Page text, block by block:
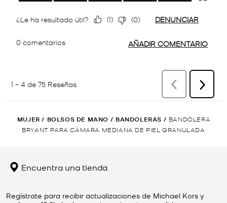
MUJER / BOLSOS DE MANO / BANDOLERAS / BANDOLERA
BRYANT PARA CÁMARA MEDIANA DE PIEL GRANULADA
Encuentra una tienda
Regístrate para recibir actualizaciones de Michael Kors y